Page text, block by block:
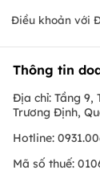
Điều khoản với
Thông tin
Địa chỉ: Tầng 9,
Trương Định,
Hotline:
Mã số thuế: